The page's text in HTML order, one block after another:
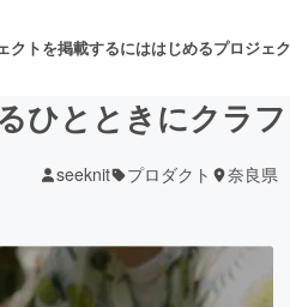
クトを掲載するにははじめるプロジェ
舞台
ひとときにクラ
seeknit プロダクト 奈良県